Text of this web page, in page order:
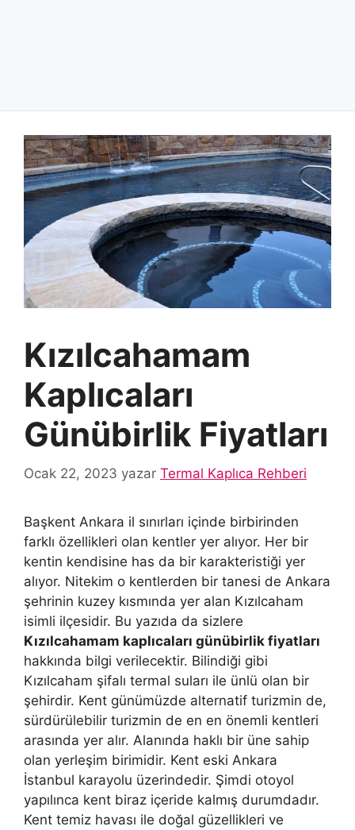
Kızılcahamam
Kaplıcaları
Günübirlik Fiyatları
Ocak 22, 2023 yazar Termal Kaplıca Rehberi
Başkent Ankara il sınırları içinde birbirinden
farklı özellikleri olan kentler yer alıyor. Her bir
kentin kendisine has da bir karakteristiği yer
alıyor. Nitekim o kentlerden bir tanesi de Ankara
şehrinin kuzey kısmında yer alan Kızılcaham
isimli ilçesidir. Bu yazıda da sizlere
Kızılcahamam kaplıcaları günübirlik fiyatları
hakkında bilgi verilecektir. Bilindiği gibi
Kızılcaham şifalı termal suları ile ünlü olan bir
şehirdir. Kent günümüzde alternatif turizmin de,
sürdürülebilir turizmin de en en önemli kentleri
arasında yer alır. Alanında haklı bir üne sahip
olan yerleşim birimidir. Kent eski Ankara
İstanbul karayolu üzerindedir. Şimdi otoyol
yapılınca kent biraz içeride kalmış durumdadır.
Kent temiz havası ile doğal güzellikleri ve